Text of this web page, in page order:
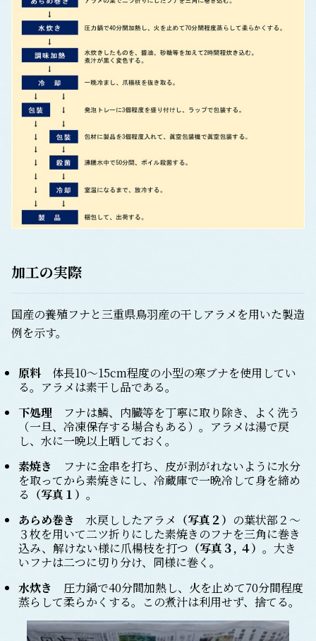
加工の実際
国産の養殖フナと三重県鳥羽産の干しアラメを用いた製造
例を示す。
原料 体長10～15cm程度の小型の寒ブナを使用してい
る。アラメは素干し品である。
下処理 フナは鱗、内臓等を丁寧に取り除き、よく洗う
（一旦、冷凍保存する場合もある）。アラメは湯で戻
し、水に一晩以上晒しておく。
素焼き
フナに金串を打ち、皮が剥がれないように水分
を取ってから素焼きにし、冷蔵庫で一晩冷して身を締め
る （写真１） 。
あらめ巻き
水戻ししたアラメ （写真２） の葉状部２～
３枚を用いて二ツ折りにした素焼きのフナを三角に巻き
込み、解けない様に爪楊枝を打つ （写真３, ４） 。大き
いフナは二つに切り分け、同様に巻く。
水炊き
圧力鍋で40分間加熱し、火を止めて70分間程度
蒸らして柔らかくする。この煮汁は利用せず、捨てる。